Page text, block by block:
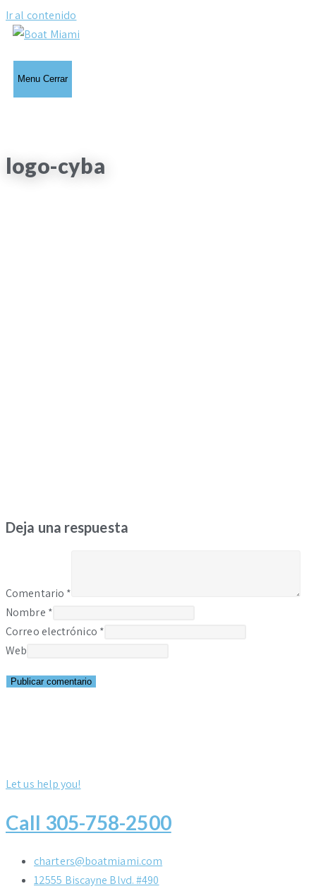
Ir al contenido
Menu Cerrar
logo-cyba
Deja una respuesta
Comentario *
Nombre *
Correo electrónico *
Web
Let us help you!
Call 305-758-2500
charters@boatmiami.com
12555 Biscayne Blvd. #490